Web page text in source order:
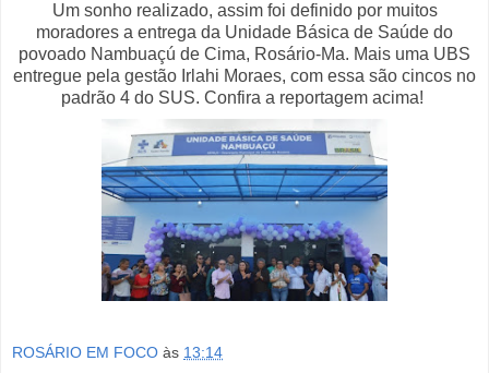
Um sonho realizado, assim foi definido por muitos
moradores a entrega da Unidade Básica de Saúde do
povoado Nambuaçú de Cima, Rosário-Ma. Mais uma UBS
entregue pela gestão Irlahi Moraes, com essa são cincos no
padrão 4 do SUS. Confira a reportagem acima!
ROSÁRIO EM FOCO às 13:14